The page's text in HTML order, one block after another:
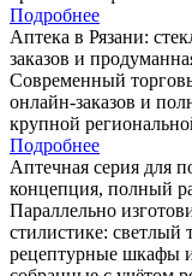
Подробнее
Аптека в Рязани:
заказов и
Современный
онлайн-заказов и
крупной
Подробнее
Аптечная серия для
концепция, полный
Параллельно
стилистике: светлый
рецептурные шкафы